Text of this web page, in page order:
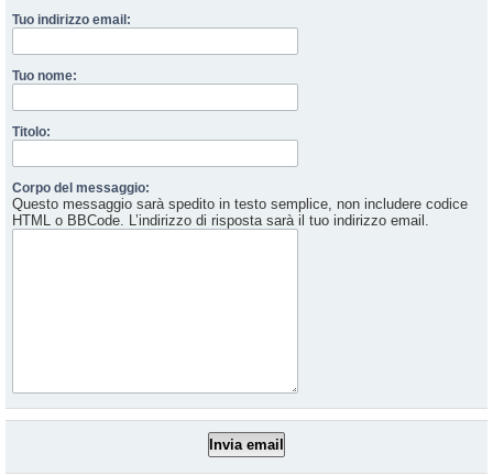
Tuo indirizzo email:
Tuo nome:
Titolo:
Corpo del messaggio:
Questo messaggio sarà spedito in testo semplice, non includere codice
HTML o BBCode. L’indirizzo di risposta sarà il tuo indirizzo email.